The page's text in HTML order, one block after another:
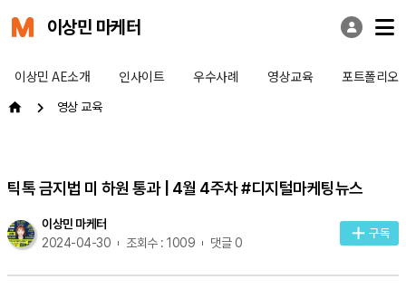
이상민 마케터
이상민 AE소개 인사이트 우수사례 영상교육 포트폴리오
영상 교육
틱톡 금지법 미 하원 통과 | 4월 4주차 #디지털마케팅뉴스
이상민 마케터
2024-04-30
조회수 : 1009 댓글 0
구독